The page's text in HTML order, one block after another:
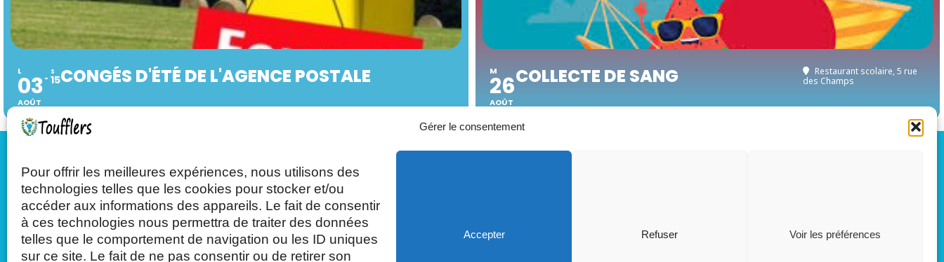
Gérer le consentement
Pour offrir les meilleures expériences, nous utilisons des
technologies telles que les cookies pour stocker et/ou
accéder aux informations des appareils. Le fait de consentir
à ces technologies nous permettra de traiter des données
telles que le comportement de navigation ou les ID uniques
sur ce site. Le fait de ne pas consentir ou de retirer son
Accepter Refuser Voir les préférences
L
03
AOÛT
S
15CONGÉS D'ÉTÉ DE L'AGENCE POSTALE M
26
AOÛT
COLLECTE DE SANG Restaurant scolaire, 5 rue
des Champs
Mairie de Toufflers
Tél : 03.20.75.27.71
Mardi, Jeudi et Vendredi : 8h/12h et
13h30/17h15
Mercredi et Samedi : 8h- 12h
03
AOÛT